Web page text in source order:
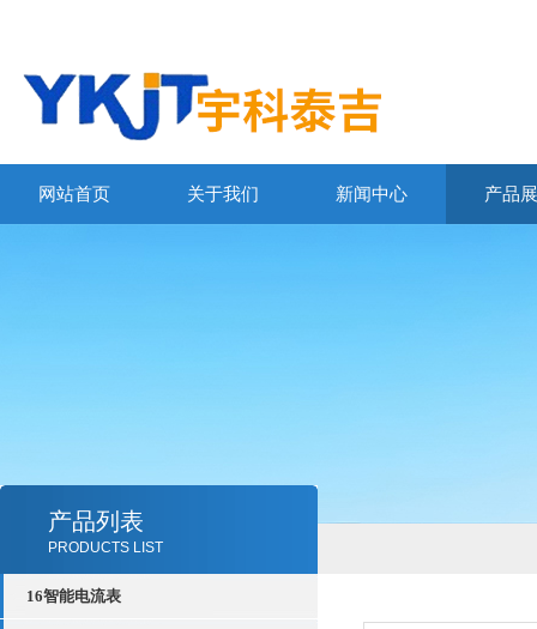
网站首页 关于我们 新闻中心 产品
产品列表
PRODUCTS LIST
16智能电流表